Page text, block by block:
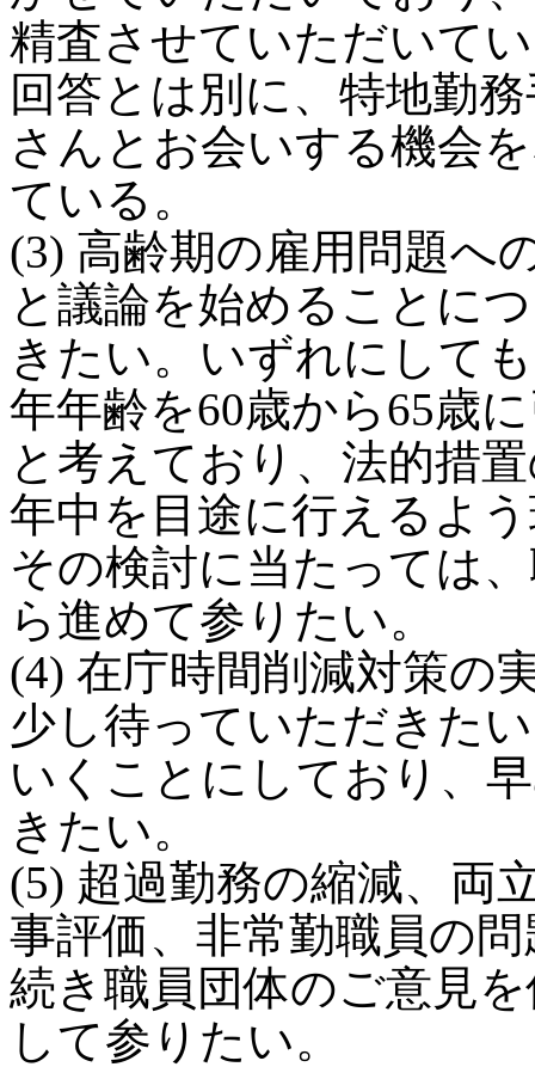
精査させていただいて
回答とは別に、特地勤
さんとお会いする機会
ている。
(3) 高齢期の雇用問題へ
と議論を始めることに
きたい。いずれにして
年年齢を60歳から65歳
と考えており、法的措
年中を目途に行えるよ
その検討に当たっては
ら進めて参りたい。
(4) 在庁時間削減対策の
少し待っていただきた
いくことにしており、
きたい。
(5) 超過勤務の縮減、両
事評価、非常勤職員の
続き職員団体のご意見
して参りたい。